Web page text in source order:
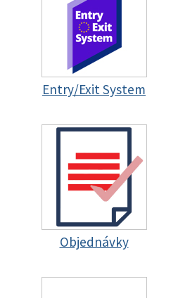
Entry/Exit System
Objednávky